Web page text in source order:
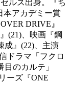
ルス出身。『ち
本アカデミー賞
DRIVE』
(21)、映画『鋼
成』(22)、主演
ドラマ「フクロ
のカルテ」
ーズ『ONE